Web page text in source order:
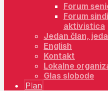
Forum
Forum
aktivistica
Jedan član,
English
Kontakt
Lokalne
Glas slobode
Plan